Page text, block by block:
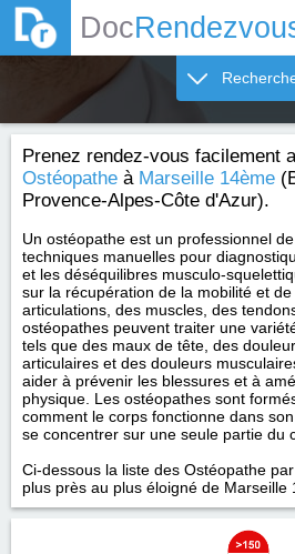
Doc
Prenez rendez-vous facilement
Ostéopathe à Marseille 14ème
Provence-Alpes-Côte d'Azur).
Un ostéopathe est un professionnel
techniques manuelles pour
et les déséquilibres musculo-
sur la récupération de la mobilité et
articulations, des muscles, des
ostéopathes peuvent traiter une
tels que des maux de tête, des
articulaires et des douleurs
aider à prévenir les blessures et à
physique. Les ostéopathes sont
comment le corps fonctionne dans
se concentrer sur une seule partie du
Ci-dessous la liste des Ostéopathe
plus près au plus éloigné de Marseille